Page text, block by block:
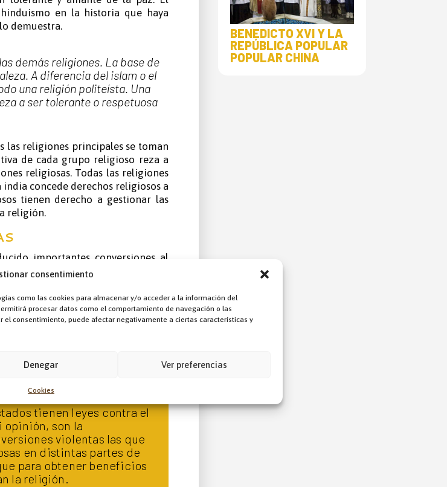
consentimiento
como las cookies para almacenar y/o acceder a la información del
procesar datos como el comportamiento de navegación o las
consentimiento, puede afectar negativamente a ciertas características y
Denegar Ver preferencias
Cookies
en la historia que haya
demuestra.
demás religiones. La base de
A diferencia del islam o el
una religión politeísta. Una
a ser tolerante o respetuosa
las religiones principales se toman
de cada grupo religioso reza a
religiosas. Todas las religiones
concede derechos religiosos a
tienen derecho a gestionar las
religión.
importantes conversiones al
iglesias pentecostales e
hacia otras religiones,
desarrollado una
derecha que
a tales
tienen leyes contra el
opinión, son la
violentas las que
en distintas partes de
para obtener beneficios
la religión.
BENEDICTO XVI Y LA
REPÚBLICA POPULAR
POPULAR CHINA